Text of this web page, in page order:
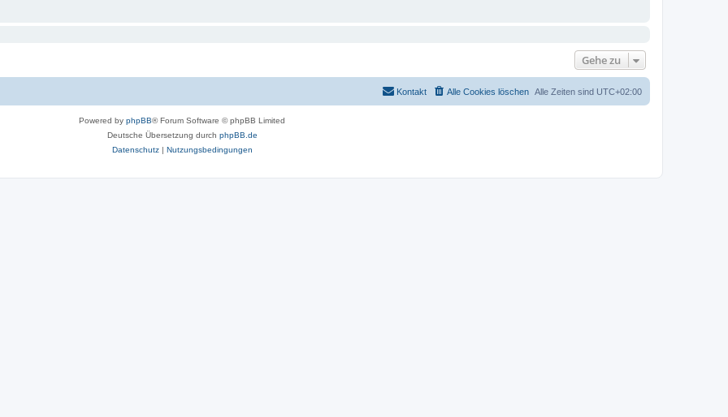
Gehe zu
Alle Zeiten sind UTC+02:00
Alle Cookies löschen
Kontakt
Powered by phpBB® Forum Software © phpBB Limited
Deutsche Übersetzung durch phpBB.de
Datenschutz| Nutzungsbedingungen